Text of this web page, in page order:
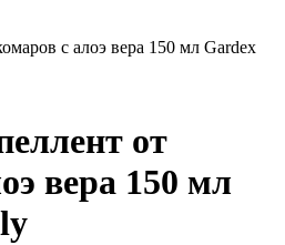
от
вера 150 мл